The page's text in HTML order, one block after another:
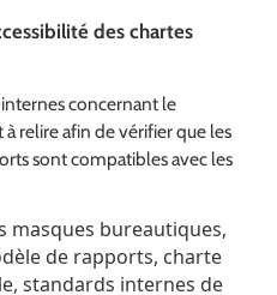
des chartes
concernant le
relire afin de vérifier que les
sont compatibles avec les
masques bureautiques,
de rapports, charte
standards internes de